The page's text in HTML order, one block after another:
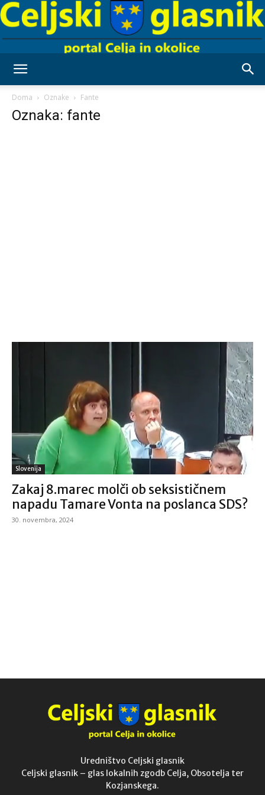
Doma Oznake Fante
Oznaka: fante
Slovenija
Zakaj 8.marec molči ob seksističnem
napadu Tamare Vonta na poslanca SDS?
30. novembra, 2024
Uredništvo Celjski glasnik
Celjski glasnik – glas lokalnih zgodb Celja, Obsotelja ter
Kozjanskega.